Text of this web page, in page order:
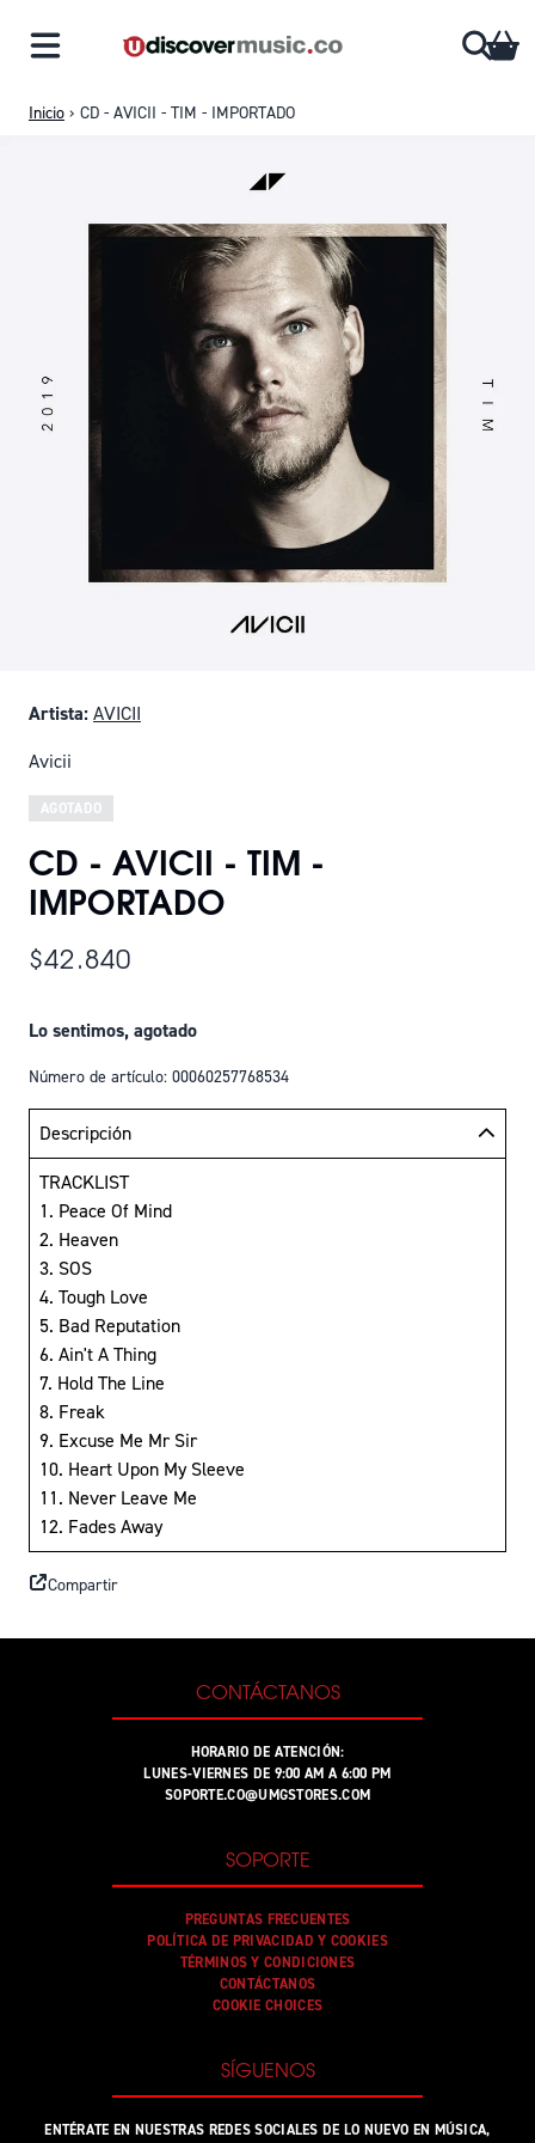
Inicio › CD - AVICII - TIM - IMPORTADO
Artista:AVICII
Avicii
AGOTADO
CD - AVICII - TIM -
IMPORTADO
$42.840
Lo sentimos, agotado
Número de artículo: 00060257768534
Descripción
TRACKLIST
1. Peace Of Mind
2. Heaven
3. SOS
4. Tough Love
5. Bad Reputation
6. Ain't A Thing
7. Hold The Line
8. Freak
9. Excuse Me Mr Sir
10. Heart Upon My Sleeve
11. Never Leave Me
12. Fades Away
Compartir
CONTÁCTANOS
HORARIO DE ATENCIÓN:
LUNES-VIERNES DE 9:00 AM A 6:00 PM
SOPORTE.CO@UMGSTORES.COM
SOPORTE
PREGUNTAS FRECUENTES
POLÍTICA DE PRIVACIDAD Y COOKIES
TÉRMINOS Y CONDICIONES
CONTÁCTANOS
COOKIE CHOICES
SÍGUENOS
ENTÉRATE EN NUESTRAS REDES SOCIALES DE LO NUEVO EN MÚSICA,